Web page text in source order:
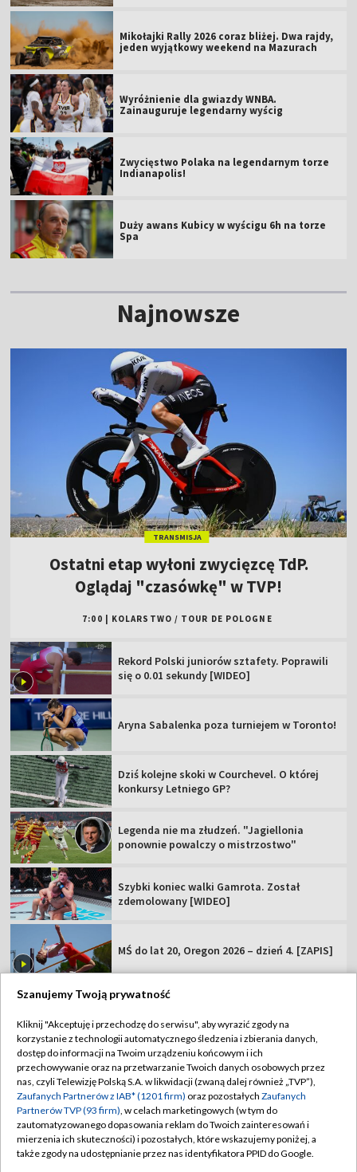
Mikołajki Rally 2026 coraz bliżej. Dwa rajdy,
jeden wyjątkowy weekend na Mazurach
Wyróżnienie dla gwiazdy WNBA.
Zainauguruje legendarny wyścig
Zwycięstwo Polaka na legendarnym torze
Indianapolis!
Duży awans Kubicy w wyścigu 6h na torze
Spa
Najnowsze
TRANSMISJA
Ostatni etap wyłoni zwycięzcę TdP.
Oglądaj "czasówkę" w TVP!
7:00 KOLARSTWO / TOUR DE POLOGNE
Rekord Polski juniorów sztafety. Poprawili
się o 0.01 sekundy [WIDEO]
Aryna Sabalenka poza turniejem w Toronto!
Dziś kolejne skoki w Courchevel. O której
konkursy Letniego GP?
Legenda nie ma złudzeń. "Jagiellonia
ponownie powalczy o mistrzostwo"
Szybki koniec walki Gamrota. Został
zdemolowany [WIDEO]
MŚ do lat 20, Oregon 2026 – dzień 4. [ZAPIS]
TVP
Abonament TVP
Sklep TVP
Biuro Reklamy
Oferta Handlowa
Regulamin TVP
Polityka prywatności
Moje zgody
Biuro reklamy
Szanujemy Twoją prywatność
Kliknij "Akceptuję i przechodzę do serwisu", aby wyrazić zgody na
korzystanie z technologii automatycznego śledzenia i zbierania danych,
dostęp do informacji na Twoim urządzeniu końcowym i ich
przechowywanie oraz na przetwarzanie Twoich danych osobowych przez
nas, czyli Telewizję Polską S.A. w likwidacji (zwaną dalej również „TVP”),
Zaufanych Partnerów z IAB* (1201 firm) oraz pozostałych Zaufanych
Partnerów TVP (93 firm), w celach marketingowych (w tym do
zautomatyzowanego dopasowania reklam do Twoich zainteresowań i
mierzenia ich skuteczności) i pozostałych, które wskazujemy poniżej, a
także zgody na udostępnianie przez nas identyfikatora PPID do Google.